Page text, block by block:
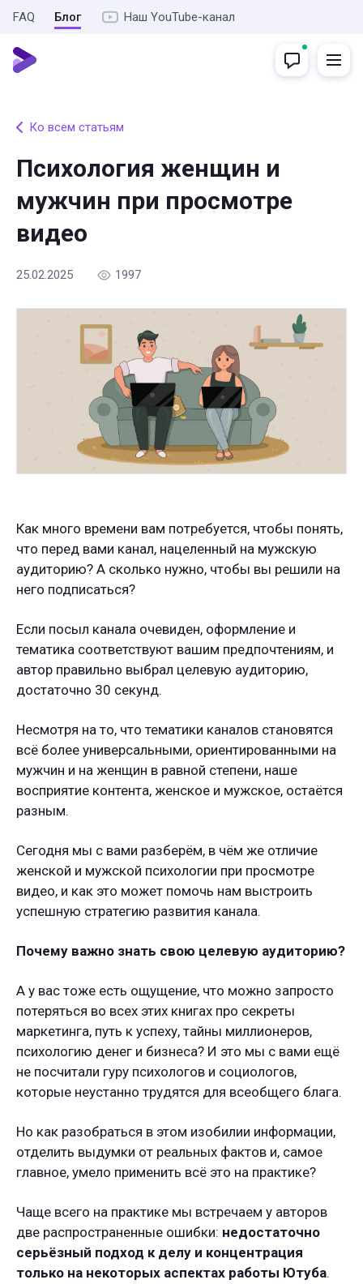
FAQ Блог Наш YouTube-канал
Ко всем статьям
Психология женщин и
мужчин при просмотре
видео
25.02.2025 1997
Как много времени вам потребуется, чтобы понять,
что перед вами канал, нацеленный на мужскую
аудиторию? А сколько нужно, чтобы вы решили на
него подписаться?
Если посыл канала очевиден, оформление и
тематика соответствуют вашим предпочтениям, и
автор правильно выбрал целевую аудиторию,
достаточно 30 секунд.
Несмотря на то, что тематики каналов становятся
всё более универсальными, ориентированными на
мужчин и на женщин в равной степени, наше
восприятие контента, женское и мужское, остаётся
разным.
Сегодня мы с вами разберём, в чём же отличие
женской и мужской психологии при просмотре
видео, и как это может помочь нам выстроить
успешную стратегию развития канала.
Почему важно знать свою целевую аудиторию?
А у вас тоже есть ощущение, что можно запросто
потеряться во всех этих книгах про секреты
маркетинга, путь к успеху, тайны миллионеров,
психологию денег и бизнеса? И это мы с вами ещё
не посчитали гуру психологов и социологов,
которые неустанно трудятся для всеобщего блага.
Но как разобраться в этом изобилии информации,
отделить выдумки от реальных фактов и, самое
главное, умело применить всё это на практике?
Чаще всего на практике мы встречаем у авторов
две распространенные ошибки: недостаточно
серьёзный подход к делу и концентрация
только на некоторых аспектах работы Ютуба.